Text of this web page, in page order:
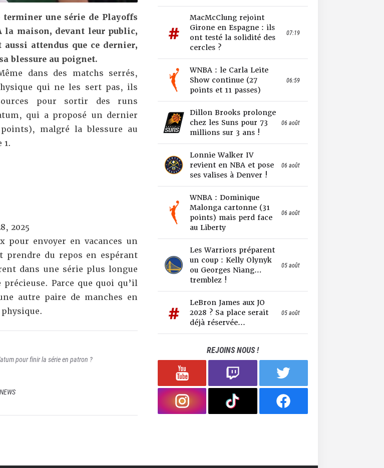
pour finir la série en patron ?
une série de Playoffs
la maison, devant leur public,
aussi attendus que ce dernier,
blessure au poignet.
dans des matchs serrés,
qui ne les sert pas, ils
pour sortir des runs
qui a proposé un dernier
malgré la blessure au
1.
2025
pour envoyer en vacances un
prendre du repos en espérant
dans une série plus longue
Parce que quoi qu’il
autre paire de manches en
MacMcClung rejoint
Girone en Espagne : ils
ont testé la solidité des
cercles ?
07:19
WNBA : le Carla Leite
Show continue (27
points et 11 passes)
06:59
Dillon Brooks prolonge
chez les Suns pour 73
millions sur 3 ans !
06 août
Lonnie Walker IV
revient en NBA et pose
ses valises à Denver !
06 août
WNBA : Dominique
Malonga cartonne (31
points) mais perd face
au Liberty
06 août
Les Warriors préparent
un coup : Kelly Olynyk
ou Georges Niang…
tremblez !
05 août
LeBron James aux JO
2028 ? Sa place serait
déjà réservée...
05 août
REJOINS NOUS !